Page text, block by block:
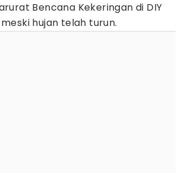
Bencana Kekeringan di DIY
hujan telah turun.